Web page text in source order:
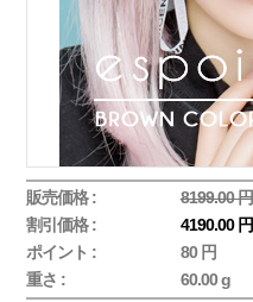
販売価格 :
8199.00 円
割引価格 :
4190.00 円
ポイント :
80 円
重さ :
60.00 g